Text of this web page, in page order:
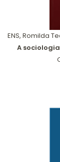
ENS, Romilda
A